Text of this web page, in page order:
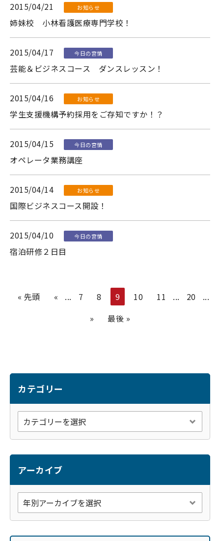
2015/04/21 お知らせ
姉妹校 小林看護医療専門学校！
2015/04/17 今日の宮情
芸能＆ビジネスコース ダンスレッスン！
2015/04/16 お知らせ
学生支援機構予約採用をご存知ですか！？
2015/04/15 今日の宮情
オペレータ業務講座
2015/04/14 お知らせ
国際ビジネスコース開設！
2015/04/10 今日の宮情
宿泊研修２日目
« 先頭 « ... 7 8 9 10 11 ... 20
...
»
最後 »
カテゴリー
アーカイブ